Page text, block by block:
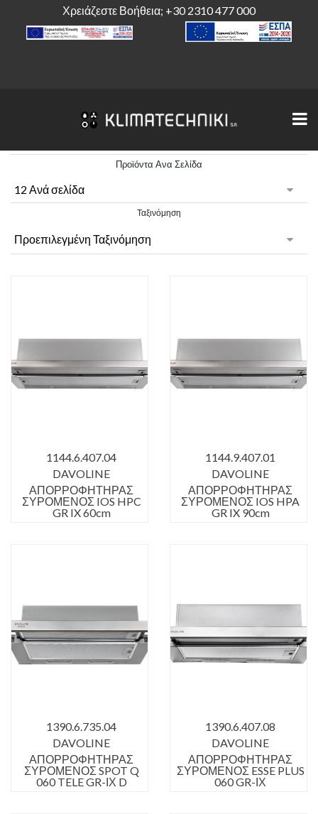
Χρειάζεστε Βοήθεια; +30 2310 477 000
Προϊόντα Ανα Σελίδα
Ταξινόμηση
1144.6.407.04
DAVOLINE
ΑΠΟΡΡΟΦΗΤΗΡΑΣ
ΣΥΡΟΜΕΝΟΣ IOS HPC
GR IX 60cm
1144.9.407.01
DAVOLINE
ΑΠΟΡΡΟΦΗΤΗΡΑΣ
ΣΥΡΟΜΕΝΟΣ IOS HPA
GR IX 90cm
1390.6.735.04
DAVOLINE
ΑΠΟΡΡΟΦΗΤΗΡΑΣ
ΣΥΡΟΜΕΝΟΣ SPOT Q
060 TELE GR-ΙΧ D
1390.6.407.08
DAVOLINE
ΑΠΟΡΡΟΦΗΤΗΡΑΣ
ΣΥΡΟΜΕΝΟΣ ESSE PLUS
060 GR-ΙΧ